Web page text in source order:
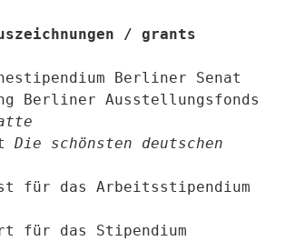
/ grants
Berliner Senat
Berliner Ausstellungsfonds
Die schönsten deutschen
für das Arbeitsstipendium
für das Stipendium